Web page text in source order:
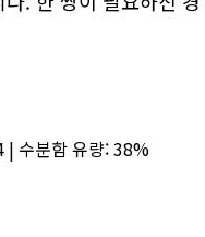
| 수분함 유량: 38%